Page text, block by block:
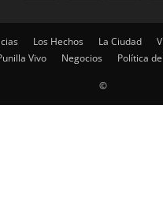
Los Hechos La Ciudad
Vivo
Negocios Política
©